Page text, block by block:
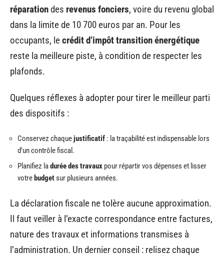
réparationdes revenus fonciers, voire du revenu global
dans la limite de 10 700 euros par an. Pour les
occupants, lecrédit d’impôt transition énergétique
reste la meilleure piste, à condition de respecter les
plafonds.
Quelques réflexes à adopter pour tirer le meilleur parti
des dispositifs :
Conservez chaquejustificatif : la traçabilité est indispensable lors
d’un contrôle fiscal.
Planifiez ladurée des travaux pour répartir vos dépenses et lisser
votre budgetsur plusieurs années.
La déclaration fiscale ne tolère aucune approximation.
Il faut veiller à l’exacte correspondance entre factures,
nature des travaux et informations transmises à
l’administration. Un dernier conseil : relisez chaque